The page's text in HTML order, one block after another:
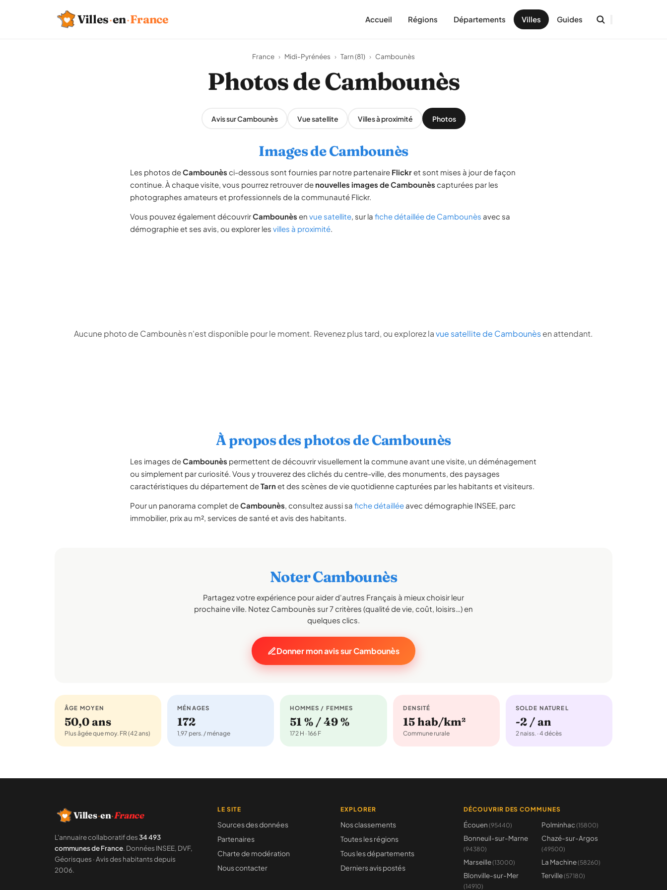
Villes·en·France Accueil Régions Départements Villes Guides
France › Midi-Pyrénées › Tarn (81) › Cambounès
Photos de Cambounès
Avis sur Cambounès Vue satellite Villes à proximité Photos
Images de Cambounès
Les photos deCambounès ci-dessous sont fournies par notre partenaire Flickret sont mises à jour de façon
continue. À chaque visite, vous pourrez retrouver de nouvelles images de Cambounès capturées par les
photographes amateurs et professionnels de la communauté Flickr.
Vous pouvez également découvrirCambounès en vue satellite, sur la fiche détaillée de Cambounès avec sa
démographie et ses avis, ou explorer les villes à proximité.
Aucune photo de Cambounès n'est disponible pour le moment. Revenez plus tard, ou explorez lavue satellite de Cambounèsen attendant.
À propos des photos de Cambounès
Les images deCambounès permettent de découvrir visuellement la commune avant une visite, un déménagement
ou simplement par curiosité. Vous y trouverez des clichés du centre-ville, des monuments, des paysages
caractéristiques du département deTarnet des scènes de vie quotidienne capturées par les habitants et visiteurs.
Pour un panorama complet deCambounès, consultez aussi sa fiche détaillée avec démographie INSEE, parc
immobilier, prix au m², services de santé et avis des habitants.
Noter Cambounès
Partagez votre expérience pour aider d'autres Français à mieux choisir leur
prochaine ville. Notez Cambounès sur 7 critères (qualité de vie, coût, loisirs…) en
quelques clics.
Donner mon avis sur Cambounès
ÂGE MOYEN
50,0 ans
Plus âgée que moy. FR (42 ans)
MÉNAGES
172
1,97 pers. / ménage
HOMMES / FEMMES
51 % / 49 %
172 H · 166 F
DENSITÉ
15 hab/km²
Commune rurale
SOLDE NATUREL
-2 / an
2 naiss. · 4 décès
Villes·en·France
L'annuaire collaboratif des34 493
communes de France. Données INSEE, DVF,
Géorisques · Avis des habitants depuis
2006.
LE SITE
Sources des données
Partenaires
Charte de modération
Nous contacter
EXPLORER
Nos classements
Toutes les régions
Tous les départements
Derniers avis postés
DÉCOUVRIR DES COMMUNES
Écouen (95440) Polminhac (15800)
Bonneuil-sur-Marne
(94380)
Chazé-sur-Argos
(49500)
Marseille(13000) La Machine(58260)
Blonville-sur-Mer
(14910)
Terville(57180)